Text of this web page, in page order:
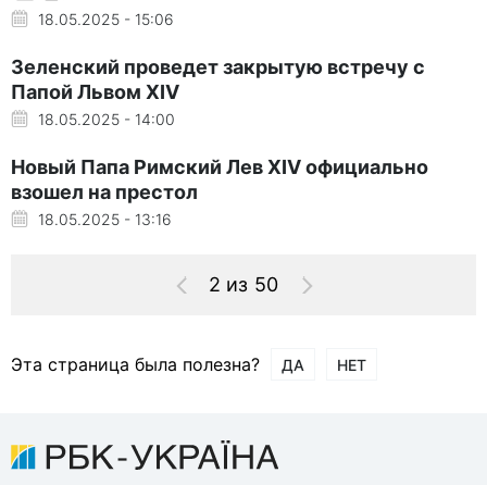
18.05.2025 - 15:06
Зеленский проведет закрытую встречу с
Папой Львом XIV
18.05.2025 - 14:00
Новый Папа Римский Лев XIV официально
взошел на престол
18.05.2025 - 13:16
2 из 50
Эта страница была полезна? ДА НЕТ